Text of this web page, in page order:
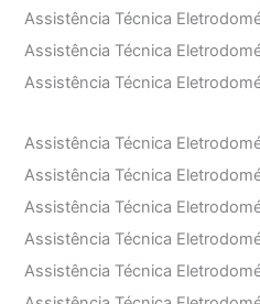
Assistência Técnica
Assistência Técnica
Assistência Técnica
Assistência Técnica
Assistência Técnica
Assistência Técnica
Assistência Técnica
Assistência Técnica